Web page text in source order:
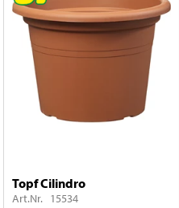
Topf Cilindro
Art.Nr. 15534